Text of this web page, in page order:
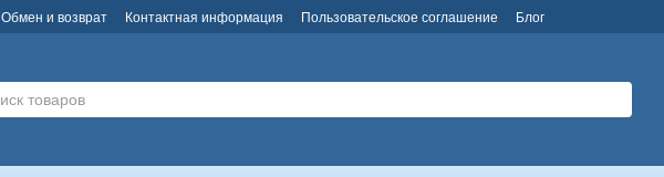
Обмен и возврат Контактная информация Пользовательское соглашение Блог